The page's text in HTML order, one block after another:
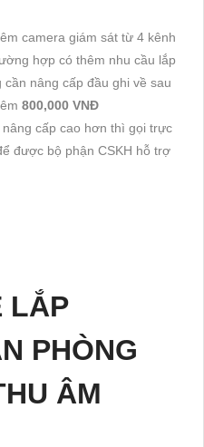
camera giám sát từ 4 kênh
hợp có thêm nhu cầu lắp
nâng cấp đầu ghi về sau
800,000 VNĐ
cấp cao hơn thì gọi trực
được bộ phận CSKH hỗ trợ
LẮP
PHÒNG
ÂM